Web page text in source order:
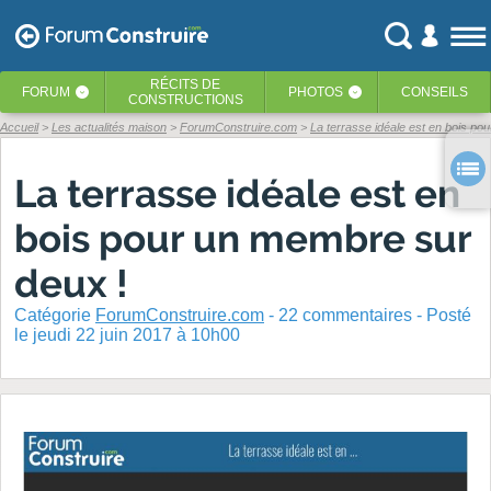
FORUM ‹ RÉCITS DE
CONSTRUCTIONS
PHOTOS ‹ CONSEILS
Accueil Les actualités maison ForumConstruire.com La terrasse idéale est en bois
La terrasse idéale est en
bois pour un membre sur
deux !
Catégorie ForumConstruire.com - 22 commentaires - Posté
le jeudi 22 juin 2017 à 10h00